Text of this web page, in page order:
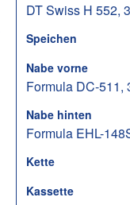
DT Swiss H 552,
Speichen
Nabe vorne
Formula DC-511,
Nabe hinten
Formula EHL-
Kette
Kassette